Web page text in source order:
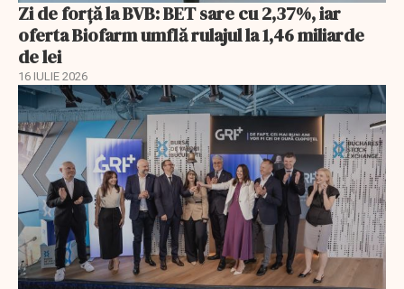
Zi de forță la BVB: BET sare cu 2,37%, iar
oferta Biofarm umflă rulajul la 1,46 miliarde
de lei
16 IULIE 2026